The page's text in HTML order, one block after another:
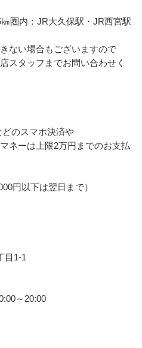
圏内：JR大久保駅・JR西宮駅
ない場合もございますので
スタッフまでお問い合わせく
のスマホ決済や
ネーは上限2万円までのお支払
円以下は翌日まで）
目1-1
～20:00